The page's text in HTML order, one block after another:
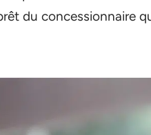
du concessionnaire